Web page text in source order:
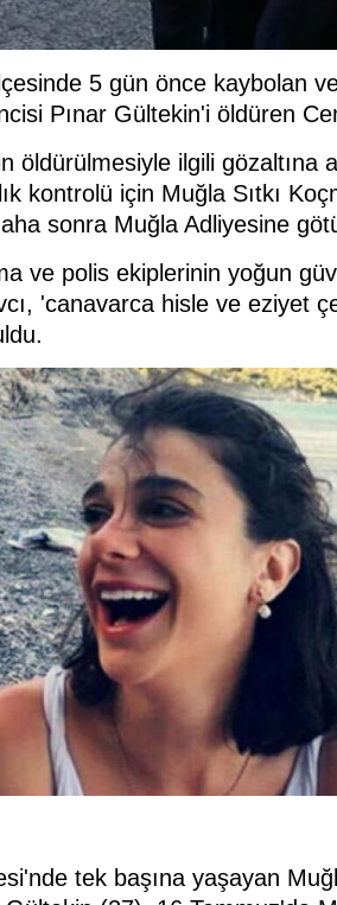
5 gün önce kaybolan
Pınar Gültekin'i öldüren
öldürülmesiyle ilgili gözaltına
kontrolü için Muğla Sıtkı
sonra Muğla Adliyesine
ve polis ekiplerinin yoğun
'canavarca hisle ve eziyet
tek başına yaşayan